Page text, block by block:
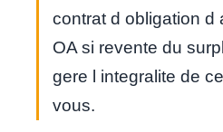
contrat d obligation d
OA si revente du
gere l integralite de
vous.